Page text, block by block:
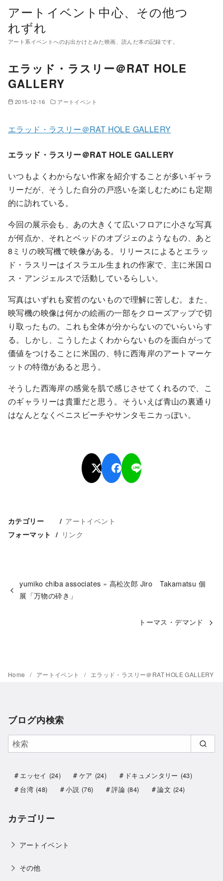
アートイベント中心、その他つ
れずれ
アート系イベントへのお出かけとみた映画、読んだ本の記録です。
エラッド・ラスリー＠RAT HOLE
GALLERY
2015-12-16 アートイベント
エラッド・ラスリー＠RAT HOLE GALLERY
エラッド・ラスリー＠RAT HOLE GALLERY
いつもよくわからない作家を紹介することが多いギャラ
リーだが、そうした自分の戸惑いを楽しむためにも定期
的に訪れている。
今回の展示会も、あの大きくて広いフロアに小さな写真
が何点か、それとベッドのオブジェのようなもの、あと
8ミリの映写機で映像がある。リリースによるとエラッ
ド・ラスリーはイスラエル生まれの作家で、主に米国ロ
ス・アンジェルスで活動しているらしい。
写真はいずれも変哲のないもので理解に苦しむ。また、
映写機の映像は何かの絵画の一部をクローズアップで切
り取ったもの。これも全体が分からないのでいらいらす
る。しかし、こうしたよくわからないものを面白がって
価値をつけることに米国の、特に西海岸のアートマーケ
ットの特徴があると思う。
そうした西海岸の感覚を肌で感じさせてくれるので、こ
のギャラリーは貴重だと思う。そういえば青山の裏通り
はなんとなくベニスビーチやサンタモニカっぽい。
カテゴリー アートイベント
フォーマット リンク
yumiko chiba associates » 高松次郎 Jiro Takamatsu 個
展「万物の砕き」
トーマス・デマンド
Home アートイベント エラッド・ラスリー＠RAT HOLE GALLERY
ブログ内検索
エッセイ (24) ケア (24) ドキュメンタリー (43)
台湾 (48) 小説 (76) 評論 (84) 論文 (24)
カテゴリー
アートイベント
その他